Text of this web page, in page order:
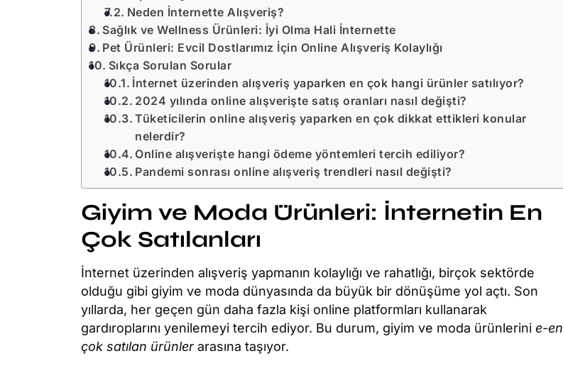
Neden İnternette Alışveriş?
Sağlık ve Wellness Ürünleri: İyi Olma Hali İnternette
Pet Ürünleri: Evcil Dostlarımız İçin Online Alışveriş Kolaylığı
Sıkça Sorulan Sorular
İnternet üzerinden alışveriş yaparken en çok hangi ürünler satılıyor?
2024 yılında online alışverişte satış oranları nasıl değişti?
Tüketicilerin online alışveriş yaparken en çok dikkat ettikleri konular
nelerdir?
Online alışverişte hangi ödeme yöntemleri tercih ediliyor?
Pandemi sonrası online alışveriş trendleri nasıl değişti?
Giyim ve Moda Ürünleri: İnternetin En
Çok Satılanları
İnternet üzerinden alışveriş yapmanın kolaylığı ve rahatlığı, birçok sektörde
olduğu gibi giyim ve moda dünyasında da büyük bir dönüşüme yol açtı. Son
yıllarda, her geçen gün daha fazla kişi online platformları kullanarak
gardıroplarını yenilemeyi tercih ediyor. Bu durum, giyim ve moda ürünlerini e-en
çok satılan ürünlerarasına taşıyor.